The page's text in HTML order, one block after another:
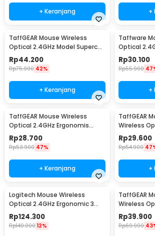
+ Keranjang +
TaffGEAR Mouse Wireless
Optical 2.4GHz Model Supercar
3 Key 1600DPI - CM0016
Rp44.200
Rp75.900 42%
+ Keranjang
Taffware
Optical
4 Key
Rp30.100
Rp55.900
+
TaffGEAR Mouse Wireless
Optical 2.4GHz Ergonomis
Portable 6Key 1600DPI - AA-01
Rp28.700
Rp53.900 47%
+ Keranjang
TaffGEAR
Wireless
Ergonomic
Rp29.600
Rp54.900
+
Logitech Mouse Wireless
Optical 2.4GHz Ergonomic 3
Key 1000DPI - M170
Rp124.300
Rp140.000 12%
TaffGEAR
Wireless
6 Key
Rp39.900
Rp69.900